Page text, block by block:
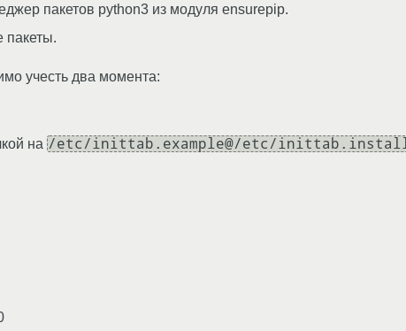
пакетов python3 из модуля ensurepip.
пакеты.
учесть два момента:
на /etc/inittab.example@/etc/inittab.install